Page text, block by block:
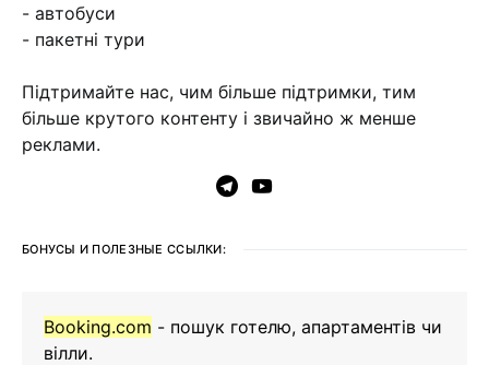
- автобуси
- пакетні тури
Підтримайте нас, чим більше підтримки, тим
більше крутого контенту і звичайно ж менше
реклами.
БОНУСЫ И ПОЛЕЗНЫЕ ССЫЛКИ:
Booking.com - пошук готелю, апартаментів чи
вілли.